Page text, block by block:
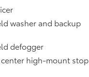
washer and backup
defogger
center high-mount stop